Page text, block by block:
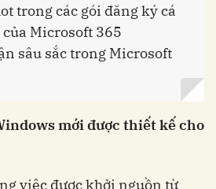
trong các gói đăng ký cá
Microsoft 365
sâu sắc trong Microsoft
mới được thiết kế cho
việc được khởi nguồn từ